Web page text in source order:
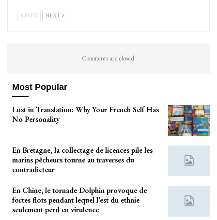
PREV NEXT
Comments are closed.
Most Popular
Lost in Translation: Why Your French Self Has
No Personality
En Bretagne, la collectage de licences pile les
marins pêcheurs tourne au traverses du
contradicteur
En Chine, le tornade Dolphin provoque de
fortes flots pendant lequel l’est du ethnie
seulement perd en virulence